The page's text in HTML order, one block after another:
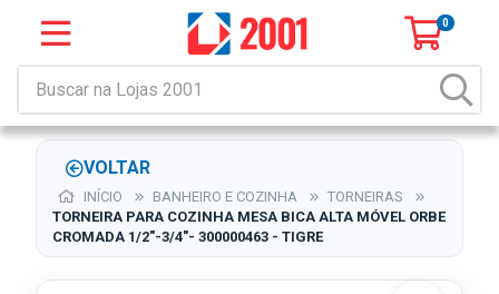
0
VOLTAR
INÍCIO BANHEIRO E COZINHA
TORNEIRAS
TORNEIRA PARA COZINHA MESA BICA ALTA MÓVEL ORBE
CROMADA 1/2"-3/4"- 300000463 - TIGRE